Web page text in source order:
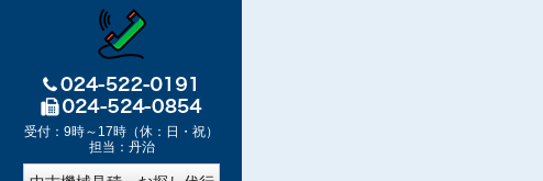
受付：9時～17時（休：日・祝）
担当：丹治